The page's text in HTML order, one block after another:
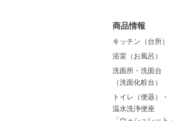
商品情報
キッチン（台所）
浴室（お風呂）
洗面所・洗面台
（洗面化粧台）
トイレ（便器）・
温水洗浄便座